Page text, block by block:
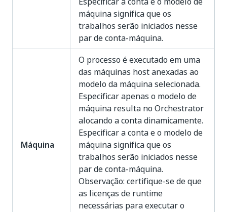
máquina significa que os
trabalhos serão iniciados nesse
par de conta-máquina.
Máquina
O processo é executado em uma
das máquinas host anexadas ao
modelo da máquina selecionada.
Especificar apenas o modelo de
máquina resulta no Orchestrator
alocando a conta dinamicamente.
Especificar a conta e o modelo de
máquina significa que os
trabalhos serão iniciados nesse
par de conta-máquina.
Observação: certifique-se de que
as licenças de runtime
necessárias para executar o